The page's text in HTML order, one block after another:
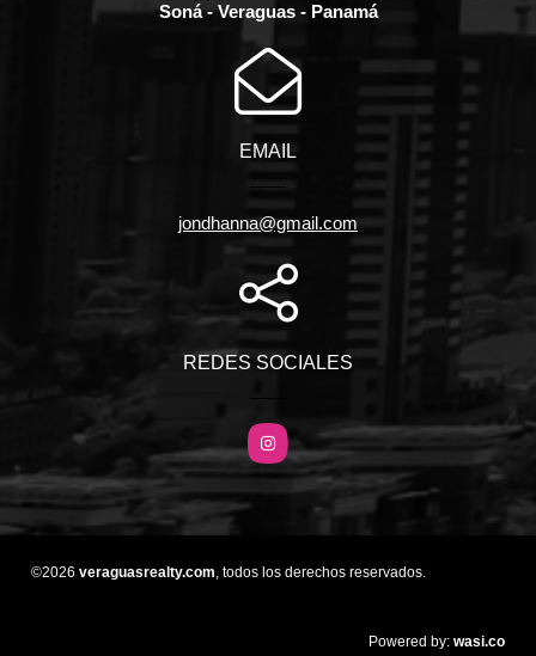
Soná - Veraguas - Panamá
EMAIL
jondhanna@gmail.com
REDES SOCIALES
Instagram
©2026 veraguasrealty.com, todos los derechos reservados.
Powered by: wasi.co